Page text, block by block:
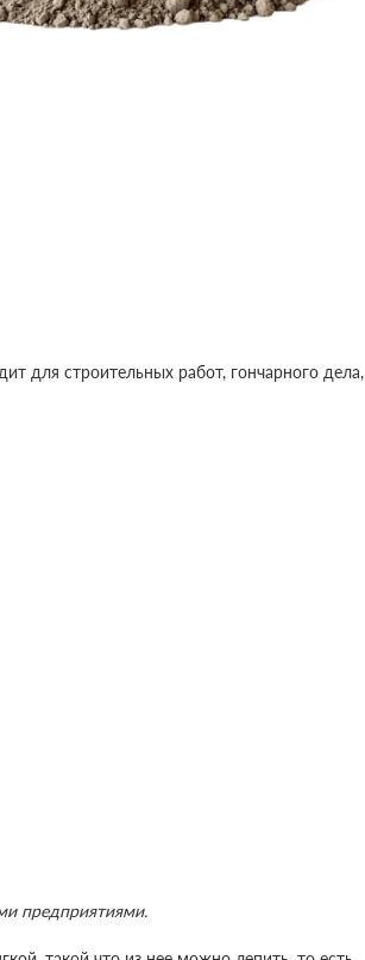
для строительных работ, гончарного дела,
предприятиями.